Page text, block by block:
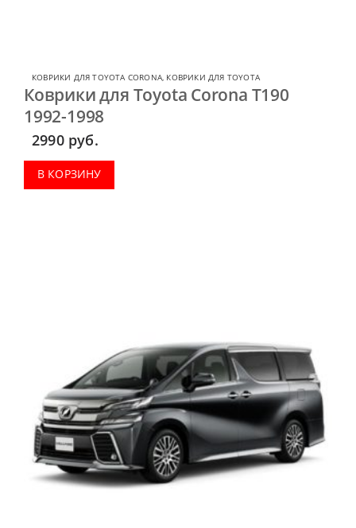
КОВРИКИ ДЛЯ TOYOTA CORONA, КОВРИКИ ДЛЯ TOYOTA
Коврики для Toyota Corona T190
1992-1998
2990 руб.
В КОРЗИНУ